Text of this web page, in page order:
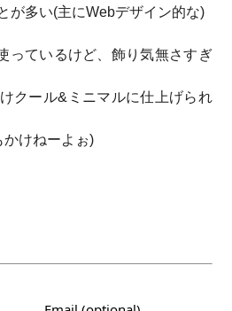
が多い(主にWebデザイン的な)
っているけど、飾り気無さすぎ
クール&ミニマルに仕上げられ
けねーよぉ)